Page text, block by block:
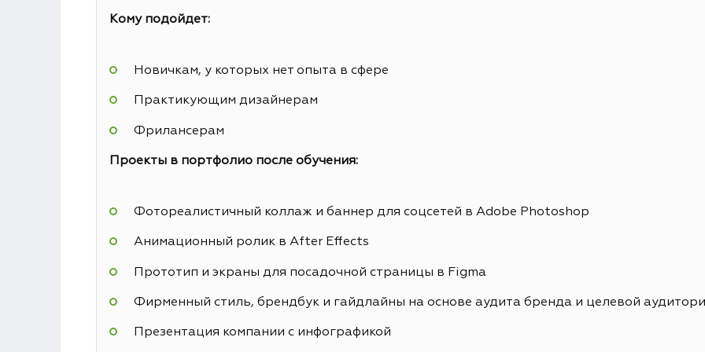
Кому подойдет:
Новичкам, у которых нет опыта в сфере
Практикующим дизайнерам
Фрилансерам
Проекты в портфолио после обучения:
Фотореалистичный коллаж и баннер для соцсетей в Adobe Photoshop
Анимационный ролик в After Effects
Прототип и экраны для посадочной страницы в Figma
Фирменный стиль, брендбук и гайдлайны на основе аудита бренда и целевой
Презентация компании с инфографикой